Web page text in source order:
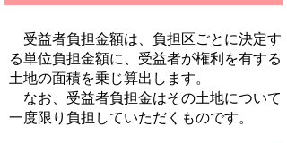
受益者負担金額は、負担区ごとに決定す
る単位負担金額に、受益者が権利を有する
土地の面積を乗じ算出します。
なお、受益者負担金はその土地について
一度限り負担していただくものです。